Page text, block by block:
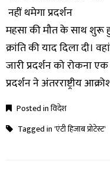
नहीं थमेगा प्रदर्शन
महसा की मौत के साथ शुरू
क्रांति की याद दिला दी।
जारी प्रदर्शन को रोकना
प्रदर्शन ने अंतरराष्ट्रीय
Posted inविदेश
Tagged in 'एंटी हिजाब प्रोटेस्ट'